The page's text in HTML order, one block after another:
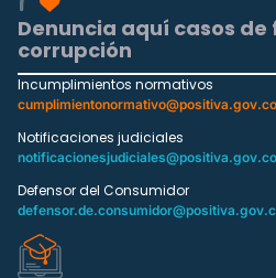
Denuncia aquí casos de
corrupción
Incumplimientos normativos
cumplimientonormativo@positiva.gov.co
Notificaciones judiciales
notificacionesjudiciales@positiva.gov.co
Defensor del Consumidor